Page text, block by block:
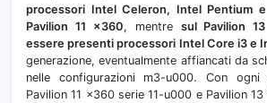
processori Intel Celeron, Intel Pentium
Pavilion 11 x360, mentre sul Pavilion
essere presenti processori Intel Core i3 e
generazione, eventualmente affiancati da
nelle configurazioni m3-u000. Con
Pavilion 11 x360 serie 11-u000 e Pavilion